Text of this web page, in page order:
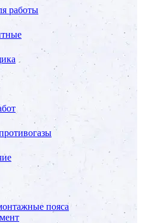
работы
пояса